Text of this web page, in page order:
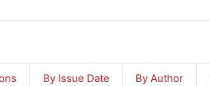
By Issue Date By Author